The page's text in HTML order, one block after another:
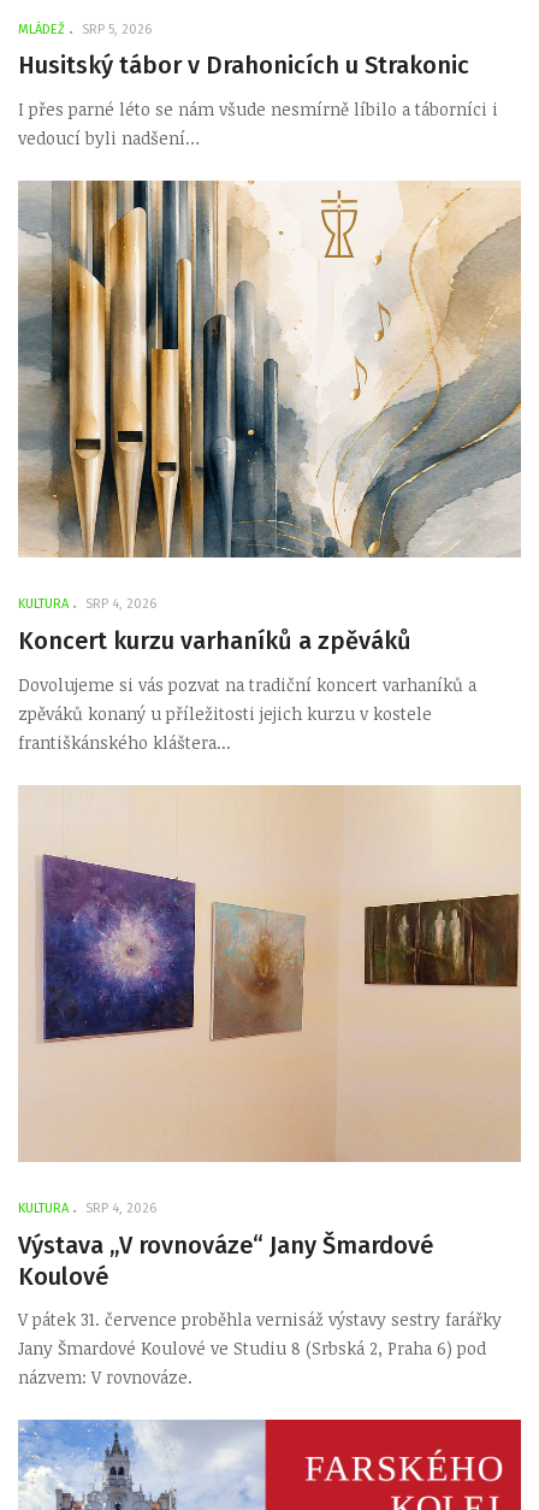
MLÁDEŽ SRP 5, 2026
Husitský tábor v Drahonicích u Strakonic
I přes parné léto se nám všude nesmírně líbilo a táborníci i
vedoucí byli nadšení…
KULTURA SRP 4, 2026
Koncert kurzu varhaníků a zpěváků
Dovolujeme si vás pozvat na tradiční koncert varhaníků a
zpěváků konaný u příležitosti jejich kurzu v kostele
františkánského kláštera...
KULTURA SRP 4, 2026
Výstava „V rovnováze“ Jany Šmardové
Koulové
V pátek 31. července proběhla vernisáž výstavy sestry farářky
Jany Šmardové Koulové ve Studiu 8 (Srbská 2, Praha 6) pod
názvem: V rovnováze.